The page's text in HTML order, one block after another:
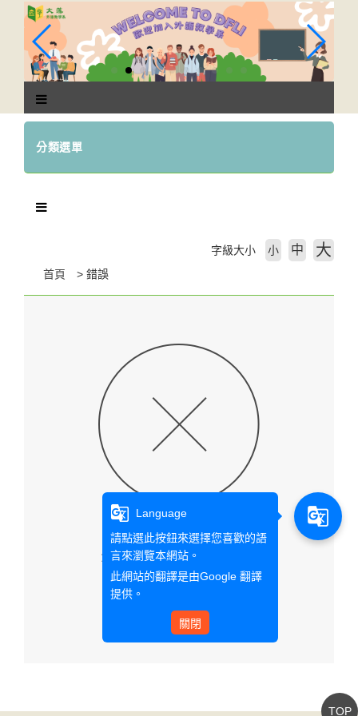
區
分類選單
首頁 錯誤
字級大小 小 中 大
查無此文章資料
回首頁
TOP
g_translate
Language
請點選此按鈕來選擇您喜歡的語
言來瀏覽本網站。
此網站的翻譯是由Google 翻譯
提供。
關閉
g_translate